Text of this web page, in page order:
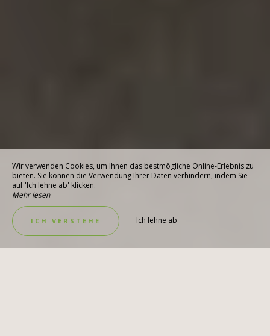
Wir verwenden Cookies, um Ihnen das bestmögliche Online-Erlebnis zu
bieten. Sie können die Verwendung Ihrer Daten verhindern, indem Sie
auf 'Ich lehne ab' klicken.
Mehr lesen
ICH VERSTEHE Ich lehne ab